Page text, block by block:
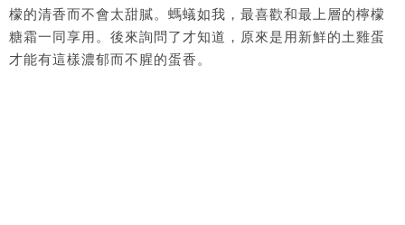
檬的清香而不會太甜膩。螞蟻如我，最喜歡和最上層的檸檬
糖霜一同享用。後來詢問了才知道，原來是用新鮮的土雞蛋
才能有這樣濃郁而不腥的蛋香。